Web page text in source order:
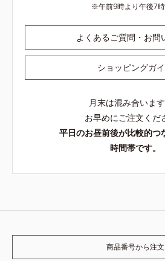
午前9時より午後7
よくあるご質問・お問
ショッピングガ
月末は混み合いま
お早めにご注文くだ
平日のお昼前後が比較的つ
時間帯です。
商品番号から注文